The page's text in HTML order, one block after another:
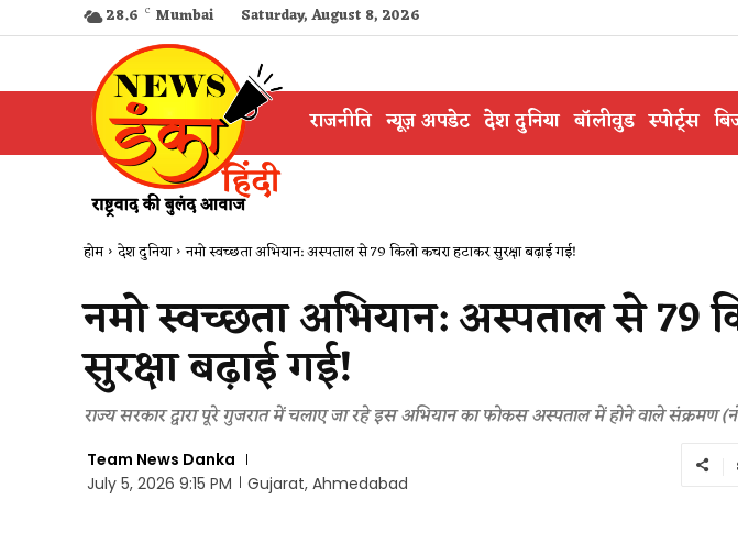
28.6 C Mumbai Saturday, August 8, 2026
राजनीति न्यूज़ अपडेट देश दुनिया बॉलीवुड स्पोर्ट्स
होम देश दुनिया नमो स्वच्छता अभियान: अस्पताल से 79 किलो कचरा हटाकर सुरक्षा बढ़ाई गई!
नमो स्वच्छता अभियान: अस्पताल से 79
सुरक्षा बढ़ाई गई!
राज्य सरकार द्वारा पूरे गुजरात में चलाए जा रहे इस अभियान का फोकस अस्पताल में होने वाले
Team News Danka
July 5, 2026 9:15 PM
Gujarat, Ahmedabad